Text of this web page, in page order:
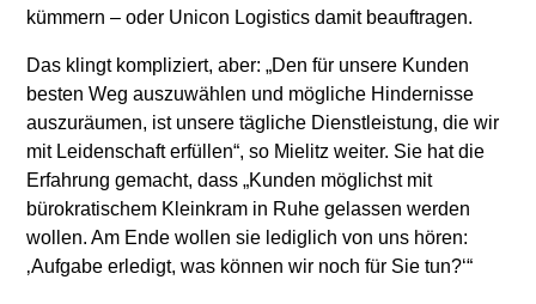
kümmern – oder Unicon Logistics damit beauftragen.
Das klingt kompliziert, aber: „Den für unsere Kunden
besten Weg auszuwählen und mögliche Hindernisse
auszuräumen, ist unsere tägliche Dienstleistung, die wir
mit Leidenschaft erfüllen“, so Mielitz weiter. Sie hat die
Erfahrung gemacht, dass „Kunden möglichst mit
bürokratischem Kleinkram in Ruhe gelassen werden
wollen. Am Ende wollen sie lediglich von uns hören:
‚Aufgabe erledigt, was können wir noch für Sie tun?‘“